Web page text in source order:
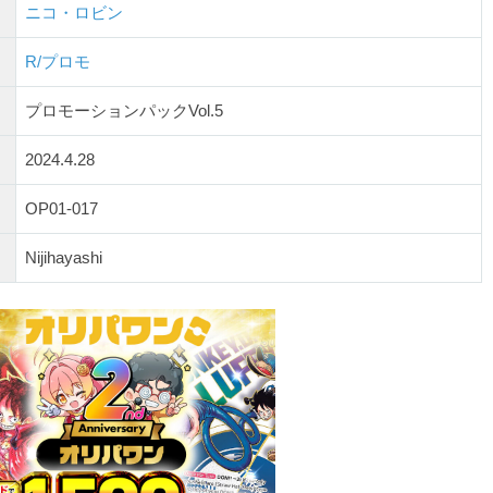
ニコ・ロビン
R/プロモ
プロモーションパックVol.5
2024.4.28
OP01-017
Nijihayashi